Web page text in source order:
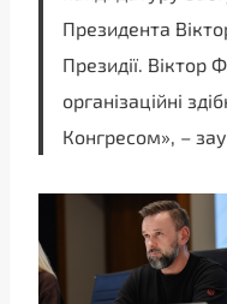
Президента
Президії. Віктор
організаційні
Конгресом», –